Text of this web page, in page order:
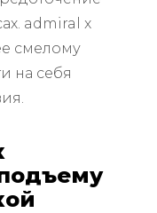
admiral x
смелому
на себя